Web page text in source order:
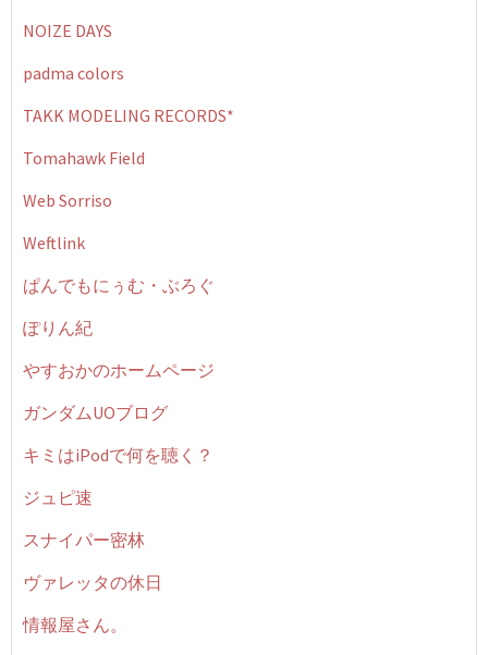
NOIZE DAYS
padma colors
TAKK MODELING RECORDS*
Tomahawk Field
Web Sorriso
Weftlink
ぱんでもにぅむ・ぶろぐ
ぽりん紀
やすおかのホームページ
ガンダムUOブログ
キミはiPodで何を聴く？
ジュピ速
スナイパー密林
ヴァレッタの休日
情報屋さん。